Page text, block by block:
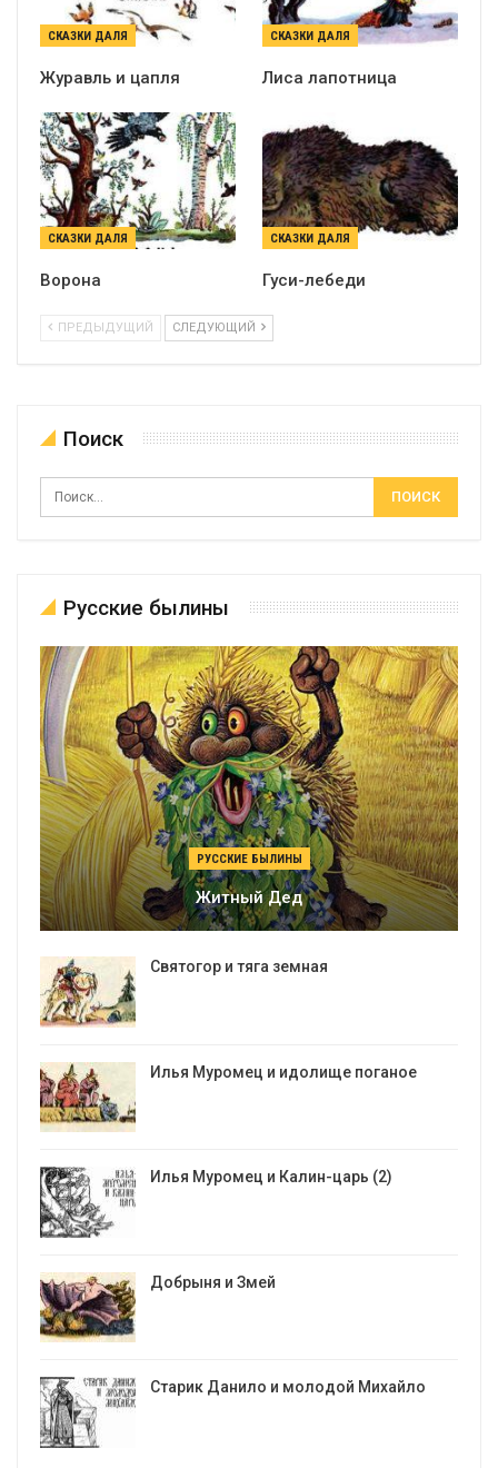
СКАЗКИ ДАЛЯ
Журавль и цапля
СКАЗКИ ДАЛЯ
Лиса лапотница
СКАЗКИ ДАЛЯ
Ворона
СКАЗКИ ДАЛЯ
Гуси-лебеди
ПРЕДЫДУЩИЙ СЛЕДУЮЩИЙ
Поиск
Русские былины
РУССКИЕ БЫЛИНЫ
Житный Дед
Святогор и тяга земная
Илья Муромец и идолище поганое
Илья Муромец и Калин-царь (2)
Добрыня и Змей
Старик Данило и молодой Михайло